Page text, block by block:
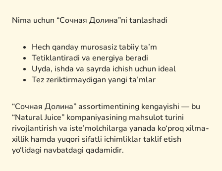
Nima uchun “Сочная Долина”ni tanlashadi
Hech qanday murosasiz tabiiy ta’m
Tetiklantiradi va energiya beradi
Uyda, ishda va sayrda ichish uchun ideal
Tez zeriktirmaydigan yangi ta’mlar
“Сочная Долина” assortimentining kengayishi — bu
“Natural Juice” kompaniyasining mahsulot turini
rivojlantirish va iste’molchilarga yanada ko‘proq xilma-
xillik hamda yuqori sifatli ichimliklar taklif etish
yo‘lidagi navbatdagi qadamidir.